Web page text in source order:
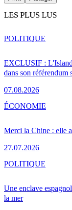
LES PLUS LUS
EXCLUSIF :
dans son référendum
07.08.2026
POLITIQUE
Merci la Chine : elle
27.07.2026
ÉCONOMIE
Une enclave
la mer
POLITIQUE